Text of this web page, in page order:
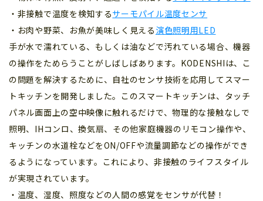
・非接触で温度を検知するサーモパイル温度センサ
・お肉や野菜、お魚が美味しく見える 演色照明用LED
手が水で濡れている、もしくは油などで汚れている場合、機器
の操作をためらうことがしばしばあります。KODENSHIは、こ
の問題を解決するために、自社のセンサ技術を応用してスマー
トキッチンを開発しました。このスマートキッチンは、タッチ
パネル画面上の空中映像に触れるだけで、物理的な接触なしで
照明、IHコンロ、換気扇、その他家庭機器のリモコン操作や、
キッチンの水道栓などをON/OFFや流量調節などの操作ができ
るようになっています。これにより、非接触のライフスタイル
が実現されています。
・温度、湿度、照度などの人間の感覚をセンサが代替！